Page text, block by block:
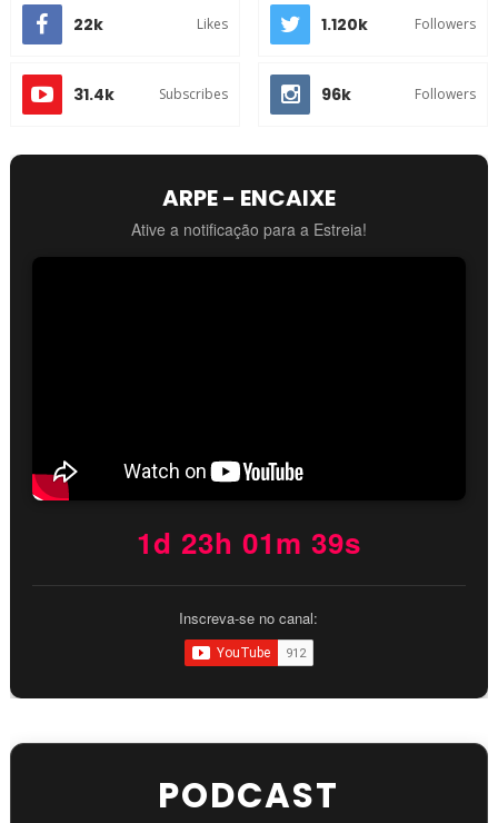
22k Likes 1.120k Followers
31.4k Subscribes 96k Followers
ARPE - ENCAIXE
Ative a notificação para a Estreia!
1d 23h 01m 38s
Inscreva-se no canal:
PODCAST